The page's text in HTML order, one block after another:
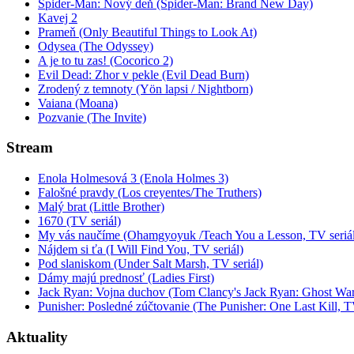
Spider-Man: Nový deň (Spider-Man: Brand New Day)
Kavej 2
Prameň (Only Beautiful Things to Look At)
Odysea (The Odyssey)
A je to tu zas! (Cocorico 2)
Evil Dead: Zhor v pekle (Evil Dead Burn)
Zrodený z temnoty (Yön lapsi / Nightborn)
Vaiana (Moana)
Pozvanie (The Invite)
Stream
Enola Holmesová 3 (Enola Holmes 3)
Falošné pravdy (Los creyentes/The Truthers)
Malý brat (Little Brother)
1670 (TV seriál)
My vás naučíme (Ohamgyoyuk /Teach You a Lesson, TV
Nájdem si ťa (I Will Find You, TV seriál)
Pod slaniskom (Under Salt Marsh, TV seriál)
Dámy majú prednosť (Ladies First)
Jack Ryan: Vojna duchov (Tom Clancy's Jack Ryan: Ghost
Punisher: Posledné zúčtovanie (The Punisher: One Last Kill,
Aktuality